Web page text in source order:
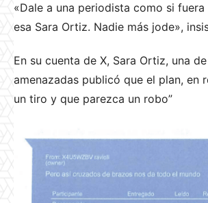
«Dale a una periodista como si
esa Sara Ortiz. Nadie más jode»,
En su cuenta de X, Sara Ortiz, una
amenazadas publicó que el plan, en
un tiro y que parezca un robo”